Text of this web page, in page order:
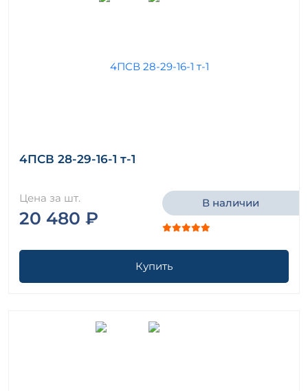
4ПСВ 28-29-16-1 т-1
Цена за шт.
20 480 ₽
В наличии
Купить